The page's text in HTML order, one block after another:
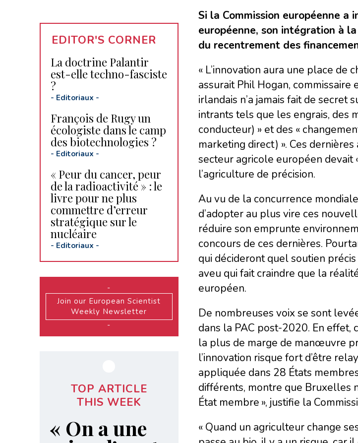
Si la Commission européenne a
européenne, son intégration à
du recentrement des
« L’innovation aura une place de
assurait Phil Hogan, commissaire
irlandais n’a jamais fait de
intrants tels que les engrais, des
conducteur) » et des «
marketing direct) ». Ces
secteur agricole européen devait
l’agriculture de précision.
Au vu de la concurrence
d’adopter au plus vire ces
réduire son emprunte
concours de ces dernières.
qui décideront quel soutien
aveu qui fait craindre que la
européen.
De nombreuses voix se sont
dans la PAC post-2020. En effet,
la plus de marge de manœuvre
l’innovation risque fort d’être
appliquée dans 28 États
différents, montre que Bruxelles
État membre », justifie la
« Quand un agriculteur change
EDITOR'S CORNER
La doctrine Palantir
est-elle techno-fasciste
?
- Editoriaux -
François de Rugy un
écologiste dans le camp
des biotechnologies ?
- Editoriaux -
« Peur du cancer, peur
de la radioactivité » : le
livre pour ne plus
commettre d’erreur
stratégique sur le
nucléaire
- Editoriaux -
-
Join our European Scientist
Weekly Newsletter
-
TOP ARTICLE
THIS WEEK
« On a une